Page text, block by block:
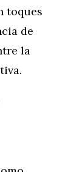
toques
de
la